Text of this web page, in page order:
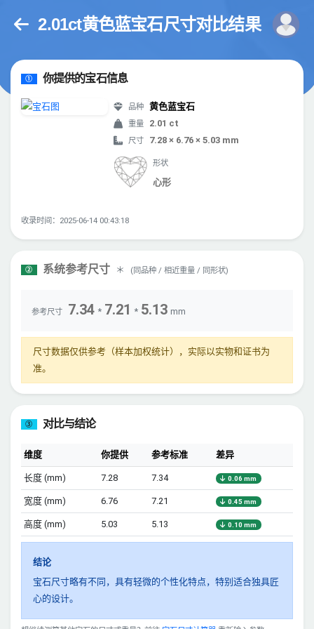
2.01ct黄色蓝宝石尺寸对比结果
① 你提供的宝石信息
品种 黄色蓝宝石
重量 2.01 ct
尺寸 7.28 × 6.76 × 5.03 mm
形状
心形
收录时间：2025-06-14 00:43:18
② 系统参考尺寸 ＊ (同品种 / 相近重量 / 同形状)
参考尺寸 7.34 * 7.21 * 5.13 mm
尺寸数据仅供参考（样本加权统计），实际以实物和证书为
准。
③ 对比与结论
维度 你提供 参考标准 差异
长度 (mm) 7.28 7.34 0.06 mm
宽度 (mm) 6.76 7.21 0.45 mm
高度 (mm) 5.03 5.13 0.10 mm
结论
宝石尺寸略有不同，具有轻微的个性化特点，特别适合独具匠
心的设计。